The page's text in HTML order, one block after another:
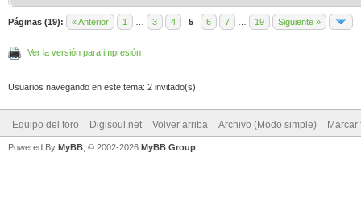
Páginas (19): « Anterior 1 3 4 5 6 7 19 Siguiente »
Ver la versión para impresión
Usuarios navegando en este tema: 2 invitado(s)
Equipo del foro Digisoul.net Volver arriba Archivo (Modo simple) Marcar
Powered By MyBB , © 2002-2026 MyBB Group